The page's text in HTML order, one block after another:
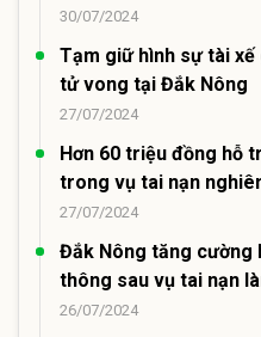
30/07/2024
Tạm giữ hình sự tài
tử vong tại Đắk Nông
27/07/2024
Hơn 60 triệu đồng hỗ
trong vụ tai nạn
27/07/2024
Đắk Nông tăng cường
thông sau vụ tai nạn
26/07/2024